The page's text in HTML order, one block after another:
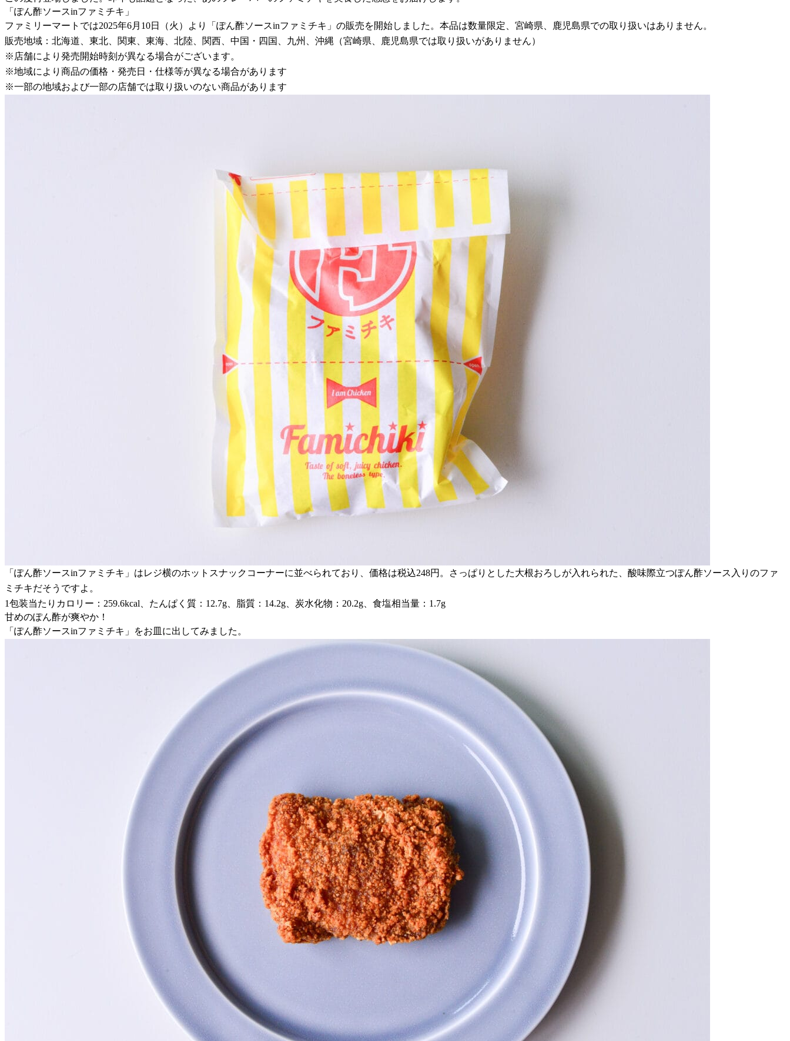
「ぽん酢ソースinファミチキ」
ファミリーマートでは2025年6月10日（火）より「ぽん酢ソースinファミチキ」の販売を開始しました。本品は数量限定、宮崎県、鹿児島県での取り扱いはありません。
販売地域：北海道、東北、関東、東海、北陸、関西、中国・四国、九州、沖縄（宮崎県、鹿児島県では取り扱いがありません）
※店舗により発売開始時刻が異なる場合がございます。
※地域により商品の価格・発売日・仕様等が異なる場合があります
※一部の地域および一部の店舗では取り扱いのない商品があります
「ぽん酢ソースinファミチキ」はレジ横のホットスナックコーナーに並べられており、価格は税込248円。さっぱりとした大根おろしが入れられた、酸味際立つぽん酢ソース入りのファ
ミチキだそうですよ。
1包装当たりカロリー：259.6kcal、たんぱく質：12.7g、脂質：14.2g、炭水化物：20.2g、食塩相当量：1.7g
甘めのぽん酢が爽やか！
「ぽん酢ソースinファミチキ」をお皿に出してみました。